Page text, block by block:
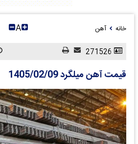
خانه آهن A
قیمت آهن میلگرد 1405/02/09